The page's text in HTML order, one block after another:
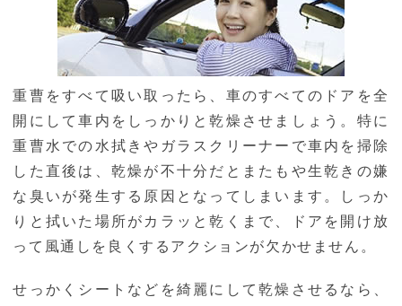
重曹をすべて吸い取ったら、車のすべてのドアを全
開にして車内をしっかりと乾燥させましょう。特に
重曹水での水拭きやガラスクリーナーで車内を掃除
した直後は、乾燥が不十分だとまたもや生乾きの嫌
な臭いが発生する原因となってしまいます。しっか
りと拭いた場所がカラッと乾くまで、ドアを開け放
って風通しを良くするアクションが欠かせません。
せっかくシートなどを綺麗にして乾燥させるなら、